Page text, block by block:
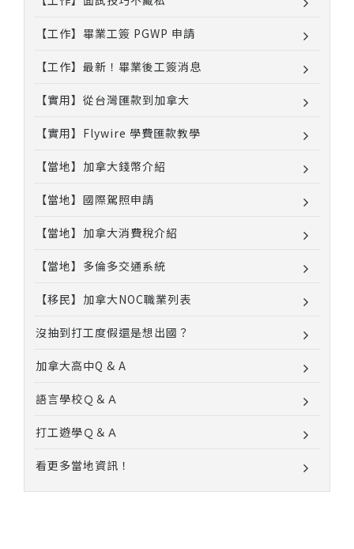
【工作】畢業工簽 PGWP 申請
【工作】最新！畢業後工簽消息
【實用】從台灣匯款到加拿大
【實用】Flywire 學費匯款教學
【當地】加拿大錢幣介紹
【當地】國際駕照申請
【當地】加拿大消費稅介紹
【當地】多倫多交通系統
【移民】加拿大NOC職業列表
沒抽到打工度假還是想出國？
加拿大高中Q & A
語言學校Ｑ＆Ａ
打工遊學Ｑ＆Ａ
看更多當地資訊！